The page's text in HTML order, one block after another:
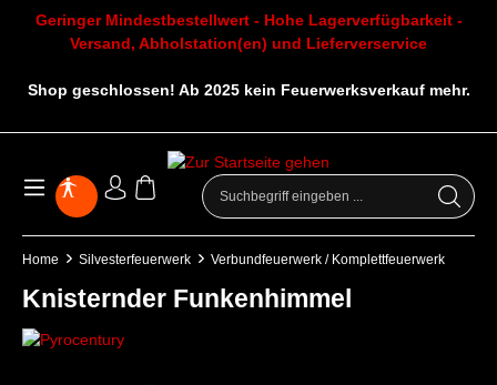
Geringer Mindestbestellwert - Hohe Lagerverfügbarkeit -
Versand, Abholstation(en) und Lieferverservice
Shop geschlossen! Ab 2025 kein Feuerwerksverkauf mehr.
Home Silvesterfeuerwerk Verbundfeuerwerk / Komplettfeuerwerk
Knisternder Funkenhimmel